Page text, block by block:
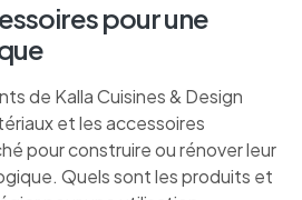
pour une
de Kalla Cuisines & Design
et les accessoires
pour construire ou rénover leur
Quels sont les produits et